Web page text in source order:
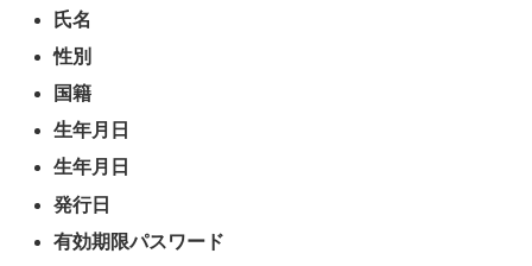
氏名
性別
国籍
生年月日
生年月日
発行日
有効期限パスワード